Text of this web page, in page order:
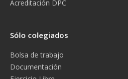
Acreditación DPC
Sólo colegiados
Bolsa de trabajo
Documentación